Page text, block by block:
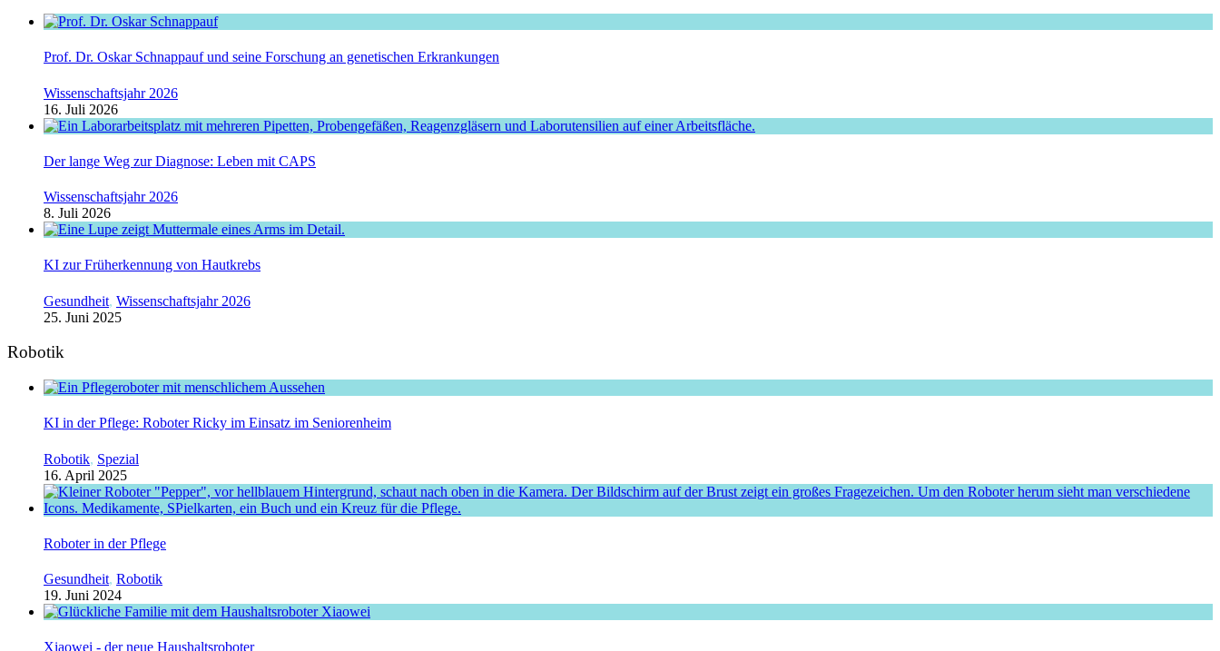
Prof. Dr. Oskar Schnappauf und seine Forschung an genetischen Erkrankungen
Wissenschaftsjahr 2026
16. Juli 2026
Der lange Weg zur Diagnose: Leben mit CAPS
Wissenschaftsjahr 2026
8. Juli 2026
KI zur Früherkennung von Hautkrebs
Gesundheit, Wissenschaftsjahr 2026
25. Juni 2025
Robotik
KI in der Pflege: Roboter Ricky im Einsatz im Seniorenheim
Robotik, Spezial
16. April 2025
Roboter in der Pflege
Gesundheit, Robotik
19. Juni 2024
Xiaowei - der neue Haushaltsroboter